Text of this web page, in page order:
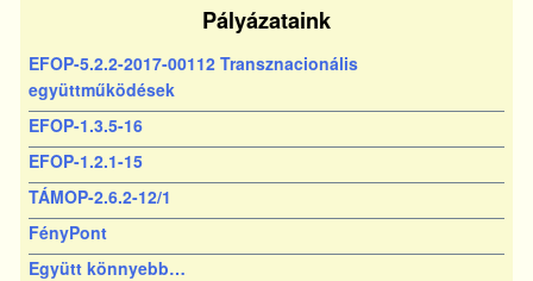
Pályázataink
EFOP-5.2.2-2017-00112 Transznacionális
együttműködések
EFOP-1.3.5-16
EFOP-1.2.1-15
TÁMOP-2.6.2-12/1
FényPont
Együtt könnyebb…